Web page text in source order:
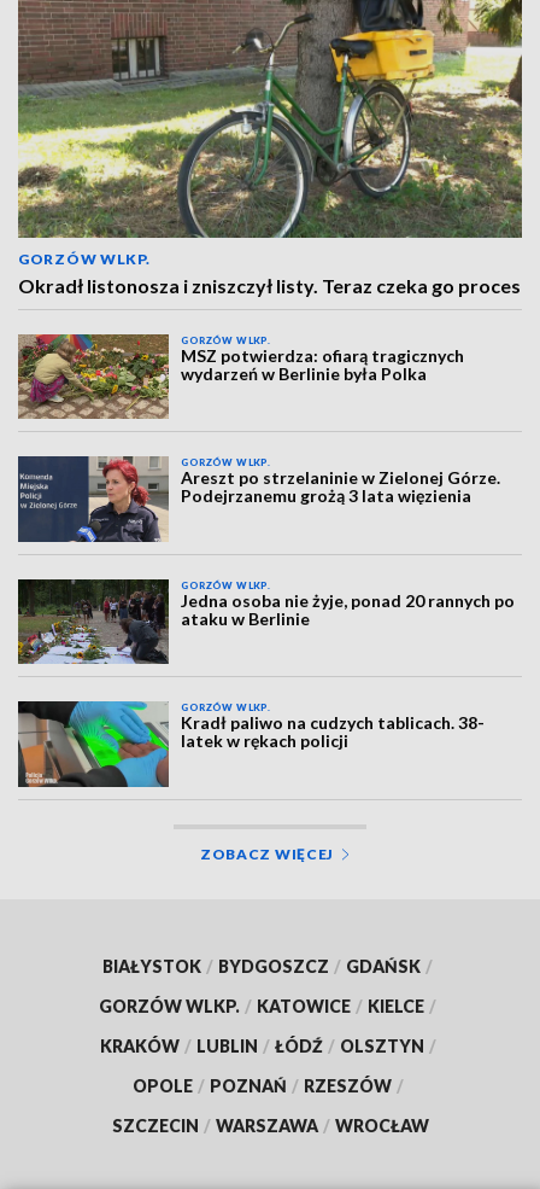
GORZÓW WLKP.
Okradł listonosza i zniszczył listy. Teraz czeka go proces
GORZÓW WLKP.
MSZ potwierdza: ofiarą tragicznych
wydarzeń w Berlinie była Polka
GORZÓW WLKP.
Areszt po strzelaninie w Zielonej Górze.
Podejrzanemu grożą 3 lata więzienia
GORZÓW WLKP.
Jedna osoba nie żyje, ponad 20 rannych po
ataku w Berlinie
GORZÓW WLKP.
Kradł paliwo na cudzych tablicach. 38-
latek w rękach policji
ZOBACZ WIĘCEJ
BIAŁYSTOK / BYDGOSZCZ / GDAŃSK /
GORZÓW WLKP. / KATOWICE / KIELCE /
KRAKÓW / LUBLIN / ŁÓDŹ / OLSZTYN /
OPOLE / POZNAŃ / RZESZÓW /
SZCZECIN / WARSZAWA / WROCŁAW